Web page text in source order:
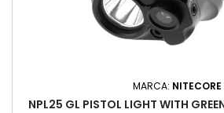
MARCA: NITECORE
NPL25 GL PISTOL LIGHT WITH